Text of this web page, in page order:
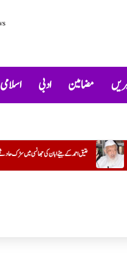
مضامین ادبی اسلامی
کے بیٹے ابان کی جھانسی میں سڑک حادثے میں موت